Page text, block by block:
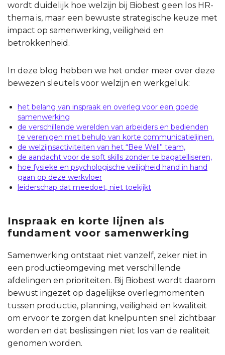
wordt duidelijk hoe welzijn bij Biobest geen los HR-
thema is, maar een bewuste strategische keuze met
impact op samenwerking, veiligheid en
betrokkenheid.
In deze blog hebben we het onder meer over deze
bewezen sleutels voor welzijn en werkgeluk:
het belang van inspraak en overleg voor een goede
samenwerking
de verschillende werelden van arbeiders en bedienden
te verenigen met behulp van korte communicatielijnen.
de welzijnsactiviteiten van het “Bee Well” team,
de aandacht voor de soft skills zonder te bagatelliseren,
hoe fysieke en psychologische veiligheid hand in hand
gaan op deze werkvloer
leiderschap dat meedoet, niet toekijkt
Inspraak en korte lijnen als
fundament voor samenwerking
Samenwerking ontstaat niet vanzelf, zeker niet in
een productieomgeving met verschillende
afdelingen en prioriteiten. Bij Biobest wordt daarom
bewust ingezet op dagelijkse overlegmomenten
tussen productie, planning, veiligheid en kwaliteit
om ervoor te zorgen dat knelpunten snel zichtbaar
worden en dat beslissingen niet los van de realiteit
genomen worden.